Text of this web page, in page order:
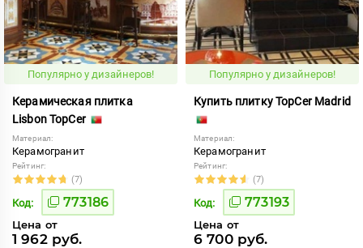
Популярно у дизайнеров!
Керамическая плитка
Lisbon TopCer
Материал:
Керамогранит
Рейтинг:
(7)
Код: 773186
Цена от
1 962 руб.
Популярно у дизайнеров!
Купить плитку TopCer Madrid
Материал:
Керамогранит
Рейтинг:
(7)
Код: 773193
Цена от
6 700 руб.